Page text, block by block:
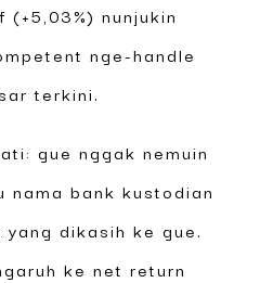
nunjukin
nge-handle
terkini.
gue nggak nemuin
nama bank kustodian
dikasih ke gue.
ke net return